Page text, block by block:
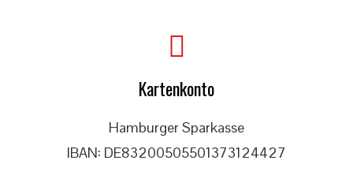
Kartenkonto
Hamburger Sparkasse
IBAN: DE83200505501373124427